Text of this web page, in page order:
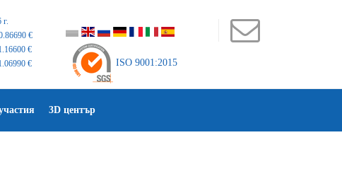
г.
€
€
€ ISO 9001:2015
3D център